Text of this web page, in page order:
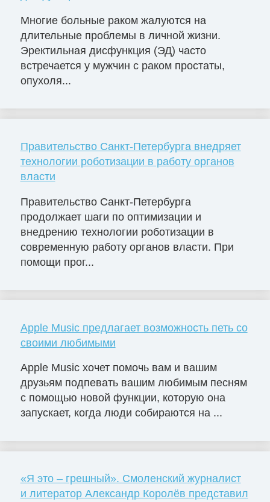
Многие больные раком жалуются на
длительные проблемы в личной жизни.
Эректильная дисфункция (ЭД) часто
встречается у мужчин с раком простаты,
опухоля...
Правительство Санкт-Петербурга внедряет
технологии роботизации в работу органов
власти
Правительство Санкт-Петербурга
продолжает шаги по оптимизации и
внедрению технологии роботизации в
современную работу органов власти. При
помощи прог...
Apple Music предлагает возможность петь со
своими любимыми
Apple Music хочет помочь вам и вашим
друзьям подпевать вашим любимым песням
с помощью новой функции, которую она
запускает, когда люди собираются на ...
«Я это – грешный». Смоленский журналист
и литератор Александр Королёв представил